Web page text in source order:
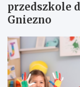
przedszkole
Gniezno